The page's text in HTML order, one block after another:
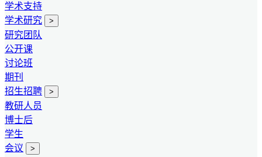
学术支持
学术研究
>
研究团队
公开课
讨论班
期刊
招生招聘
>
教研人员
博士后
学生
会议
>